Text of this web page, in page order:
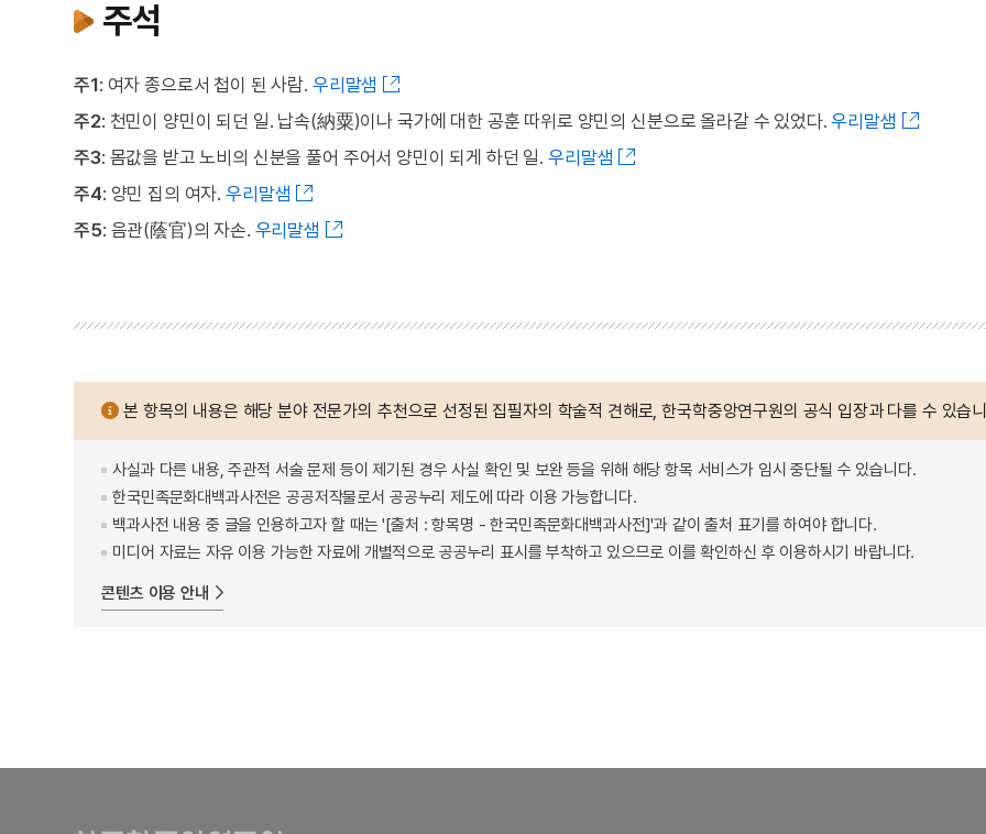
주석
주1: 여자 종으로서 첩이 된 사람. 우리말샘
주2: 천민이 양민이 되던 일. 납속(納粟)이나 국가에 대한 공훈 따위로 양민의 신분으로 올라갈 수 있었다.우리말샘
주3: 몸값을 받고 노비의 신분을 풀어 주어서 양민이 되게 하던 일. 우리말샘
주4: 양민 집의 여자. 우리말샘
주5: 음관(蔭官)의 자손. 우리말샘
본 항목의 내용은 해당 분야 전문가의 추천으로 선정된 집필자의 학술적 견해로, 한국학중앙연구원의 공식 입장과 다를 수 있습
사실과 다른 내용, 주관적 서술 문제 등이 제기된 경우 사실 확인 및 보완 등을 위해 해당 항목 서비스가 임시 중단될 수 있습니다.
한국민족문화대백과사전은 공공저작물로서 공공누리 제도에 따라 이용 가능합니다.
백과사전 내용 중 글을 인용하고자 할 때는 '[출처 : 항목명 - 한국민족문화대백과사전]'과 같이 출처 표기를 하여야 합니다.
미디어 자료는 자유 이용 가능한 자료에 개별적으로 공공누리 표시를 부착하고 있으므로 이를 확인하신 후 이용하시기 바랍니다.
콘텐츠 이용 안내